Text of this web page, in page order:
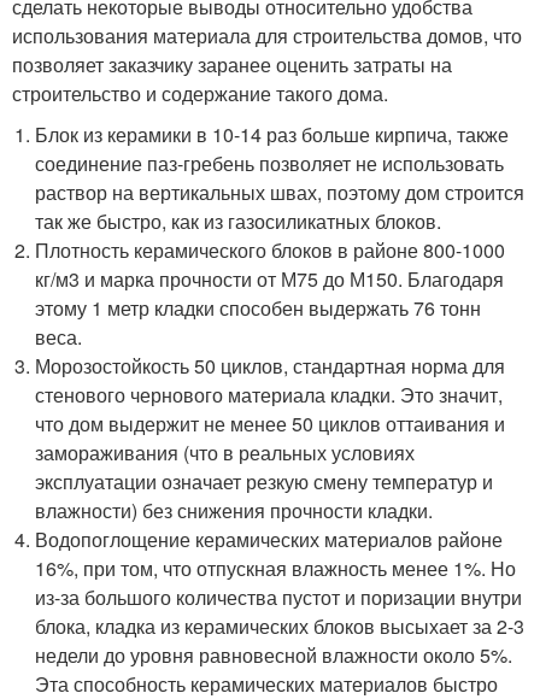
сделать некоторые выводы относительно удобства
использования материала для строительства домов, что
позволяет заказчику заранее оценить затраты на
строительство и содержание такого дома.
Блок из керамики в 10-14 раз больше кирпича, также
соединение паз-гребень позволяет не использовать
раствор на вертикальных швах, поэтому дом строится
так же быстро, как из газосиликатных блоков.
Плотность керамического блоков в районе 800-1000
кг/м3 и марка прочности от М75 до М150. Благодаря
этому 1 метр кладки способен выдержать 76 тонн
веса.
Морозостойкость 50 циклов, стандартная норма для
стенового чернового материала кладки. Это значит,
что дом выдержит не менее 50 циклов оттаивания и
замораживания (что в реальных условиях
эксплуатации означает резкую смену температур и
влажности) без снижения прочности кладки.
Водопоглощение керамических материалов районе
16%, при том, что отпускная влажность менее 1%. Но
из-за большого количества пустот и поризации внутри
блока, кладка из керамических блоков высыхает за 2-3
недели до уровня равновесной влажности около 5%.
Эта способность керамических материалов быстро